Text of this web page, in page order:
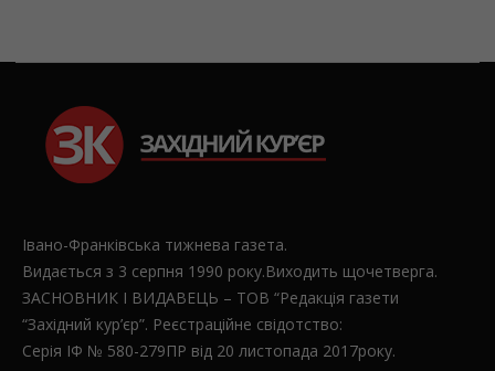
Івано-Франківська тижнева газета.
Видається з 3 серпня 1990 року.Виходить щочетверга.
ЗАСНОВНИК І ВИДАВЕЦЬ – ТОВ “Редакція газети
“Західний кур’єр”. Реєстраційне свідотство:
Серія ІФ № 580-279ПР від 20 листопада 2017року.